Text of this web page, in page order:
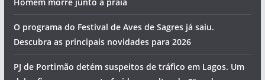
O programa do Festival de Aves de Sagres já saiu.
Descubra as principais novidades para 2026
PJ de Portimão detém suspeitos de tráfico em Lagos. Um